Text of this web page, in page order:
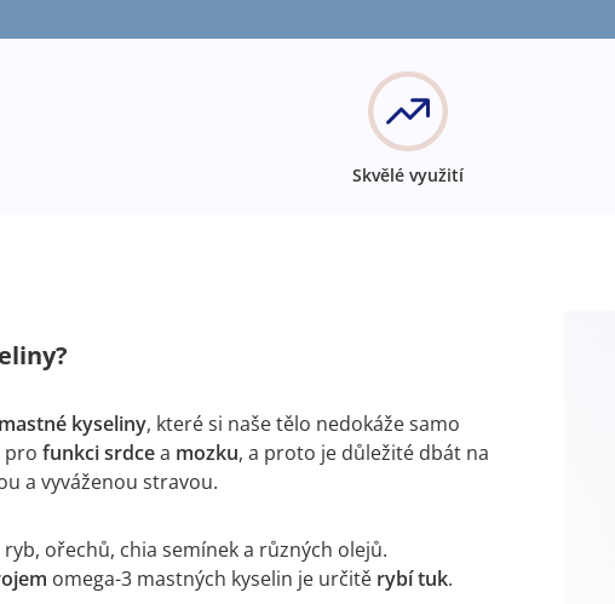
Skvělé využití
kyseliny, které si naše tělo nedokáže samo
pro funkci srdcea mozku, a proto je důležité dbát na
a vyváženou stravou.
ořechů, chia semínek a různých olejů.
omega-3 mastných kyselin je určitě rybí tuk.